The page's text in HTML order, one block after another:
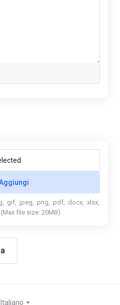
.gif, .jpeg, .png, .pdf, .docx, .xlsx,
file size: 20MB)
Italiano